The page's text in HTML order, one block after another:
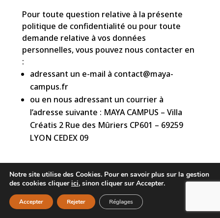
Pour toute question relative à la présente
politique de confidentialité ou pour toute
demande relative à vos données
personnelles, vous pouvez nous contacter en
:
adressant un e-mail à contact@maya-
campus.fr
ou en nous adressant un courrier à
l’adresse suivante : MAYA CAMPUS – Villa
Créatis 2 Rue des Mûriers CP601 – 69259
LYON CEDEX 09
MÉTIERS DU TEXTILE, DU DESIGN ET DE LA MODE
Notre site utilise des Cookies. Pour en savoir plus sur la gestion
des cookies cliquerici, sinon cliquer sur Accepter.
Accepter Rejeter Réglages